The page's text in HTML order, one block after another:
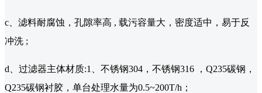
c、滤料耐腐蚀，孔隙率高 , 载污容量大，密度适中，易于反
冲洗 ;
d、过滤器主体材质:1、不锈钢304，不锈钢316 ，Q235碳钢，
Q235碳钢衬胶，单台处理水量为0.5~200T/h；